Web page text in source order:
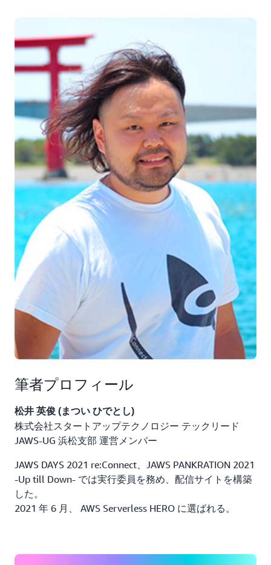
      })
    // ⑥視聴者数を Timed Metadata として IVS に送信
    results.forEach(result => {
      if (result.Items) {
        const input = {
          channelArn: result.Items[0].channel.S,
metadata: result.Items.map(item =>
        };
const putMetadataCommand = new
        ivs.send(putMetadataCommand);
      }
    });
    response = {
      statusCode: 200,
      body: JSON.stringify(counts),
    };
  } catch(err) {
    console.log(err);
    return err;
  };
};
①で、リージョン全体のチャンネルの ARN を取得し
ています。
②で、実際に開始されたストリーミングの視聴者数
③で、視聴者数を DynamoDB に保存するために整形
しています。
DynamoDB から取得しています。
筆者プロフィール
松井 英俊 (まつい ひでとし)
株式会社スタートアップテクノロジー テックリード
JAWS-UG 浜松支部 運営メンバー
JAWS DAYS 2021 re:Connect、JAWS PANKRATION 2021
-Up till Down- では実行委員を務め、配信サイトを構築
した。
2021 年 6 月、 AWS Serverless HERO に選ばれる。